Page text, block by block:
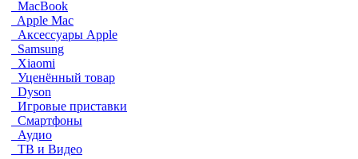
MacBook
Apple Mac
Аксессуары Apple
Samsung
Xiaomi
Уценённый товар
Dyson
Игровые приставки
Смартфоны
Аудио
ТВ и Видео